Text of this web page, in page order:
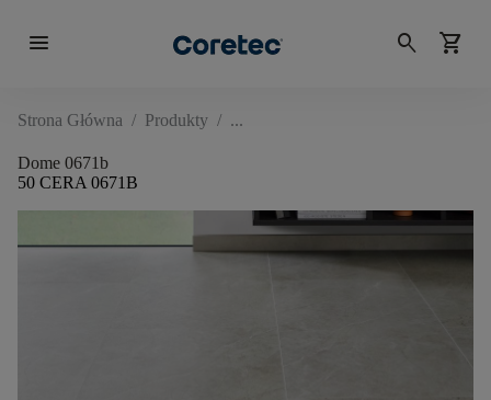
menu search shopping_cart
Strona Główna / Produkty /
Dome 0671b
50 CERA 0671B